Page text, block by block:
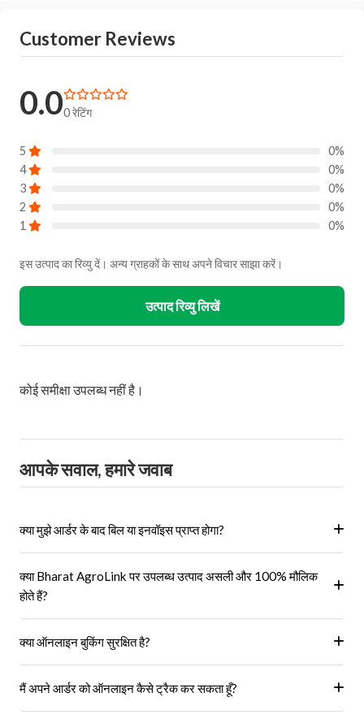
Customer Reviews
0.00 रेटिंग
5
0%
4
0%
3
0%
2
0%
1
0%
इस उत्पाद का रिव्यु दें। अन्य ग्राहकों के साथ अपने विचार साझा करें।
उत्पाद रिव्यु लिखें
कोई समीक्षा उपलब्ध नहीं है।
आपके सवाल, हमारे जवाब
क्या मुझे आर्डर के बाद बिल या इनवॉइस प्राप्त होगा?
ऑर्डर' अनुभाग में एक इनवॉइस प्राप्त होगा।
क्या Bharat AgroLink पर उपलब्ध उत्पाद असली और 100% मौलिक
होते हैं?
क्या ऑनलाइन बुकिंग सुरक्षित है?
मैं अपने आर्डर को ऑनलाइन कैसे ट्रैक कर सकता हूँ?